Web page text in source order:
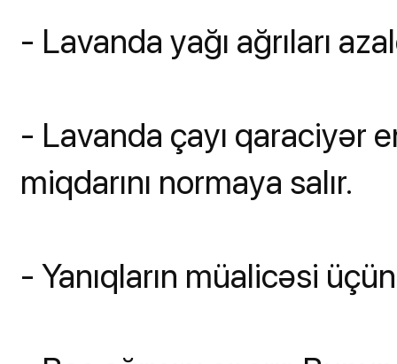
- Lavanda yağı ağrıları
- Lavanda çayı qaraciyər
miqdarını normaya salır.
- Yanıqların müalicəsi